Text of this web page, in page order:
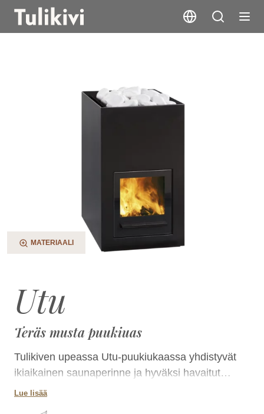
MATERIAALI
Utu
Teräs musta puukiuas
Tulikiven upeassa Utu-puukiukaassa yhdistyvät
ikiaikainen saunaperinne ja hyväksi havaitut
peruselementit. Mattamusta teräsverhoilu antaa
Lue lisää